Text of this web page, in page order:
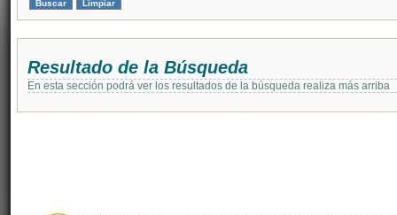
Resultado de la Búsqueda
En esta sección podrá ver los resultados de la búsqueda realiza más arriba